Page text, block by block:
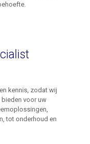
kennis, zodat wij
voor uw
tot onderhoud en